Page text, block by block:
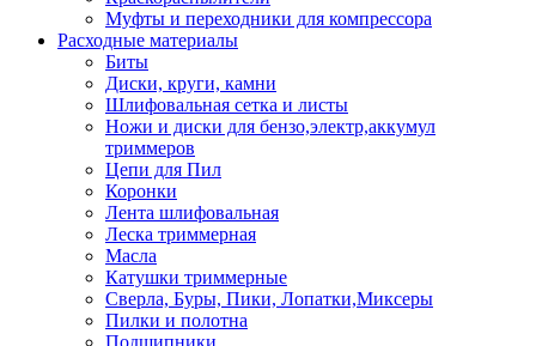
Муфты и переходники для компрессора
Расходные материалы
Биты
Диски, круги, камни
Шлифовальная сетка и листы
Ножи и диски для бензо,электр,аккумул
триммеров
Цепи для Пил
Коронки
Лента шлифовальная
Леска триммерная
Масла
Катушки триммерные
Сверла, Буры, Пики, Лопатки,Миксеры
Пилки и полотна
Подшипники